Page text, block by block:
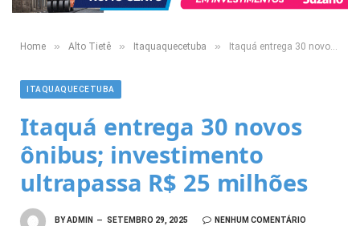
Home » Alto Tietê » Itaquaquecetuba » Itaquá entrega 30 novos ônibus; investimento ultrapassa R$ 25 milhões
ITAQUAQUECETUBA
Itaquá entrega 30 novos
ônibus; investimento
ultrapassa R$ 25 milhões
BYADMIN SETEMBRO 29, 2025 NENHUM COMENTÁRIO